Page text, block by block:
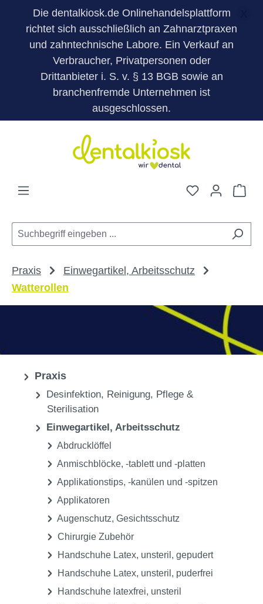
Die dentalkiosk.de Onlinehandelsplattform
richtet sich ausschließlich an Zahnarztpraxen
und zahntechnische Labore. Ein Verkauf an
Verbraucher, Privatpersonen oder
Drittanbieter i. S. v. § 13 BGB sowie an
branchenfremde Unternehmen ist
ausgeschlossen.
Zum Hauptinhalt springen
Du hast 0
Praxis
Einwegartikel, Arbeitsschutz
Watterollen
Praxis
Desinfektion, Reinigung, Pflege &
Sterilisation
Einwegartikel, Arbeitsschutz
Abdrucklöffel
Anmischblöcke, -tablett und -platten
Applikationstips, -kanülen und -spitzen
Applikatoren
Augenschutz, Gesichtsschutz
Chirurgie Zubehör
Handschuhe Latex, unsteril, gepudert
Handschuhe Latex, unsteril, puderfrei
Handschuhe latexfrei, unsteril